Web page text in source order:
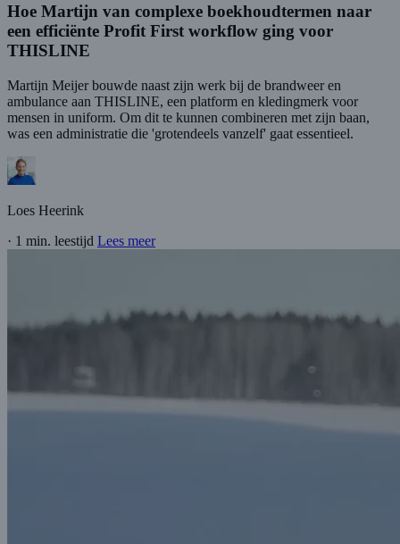
Hoe Martijn van complexe boekhoudtermen naar
een efficiënte Profit First workflow ging voor
THISLINE
Martijn Meijer bouwde naast zijn werk bij de brandweer en
ambulance aan THISLINE, een platform en kledingmerk voor
mensen in uniform. Om dit te kunnen combineren met zijn baan,
was een administratie die 'grotendeels vanzelf' gaat essentieel.
Loes Heerink
· 1 min. leestijd Lees meer